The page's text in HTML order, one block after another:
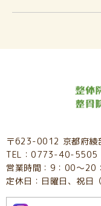
〒623-0012 京都府綾
TEL：0773-40-5505
営業時間：9：00～20
定休日：日曜日、祝日